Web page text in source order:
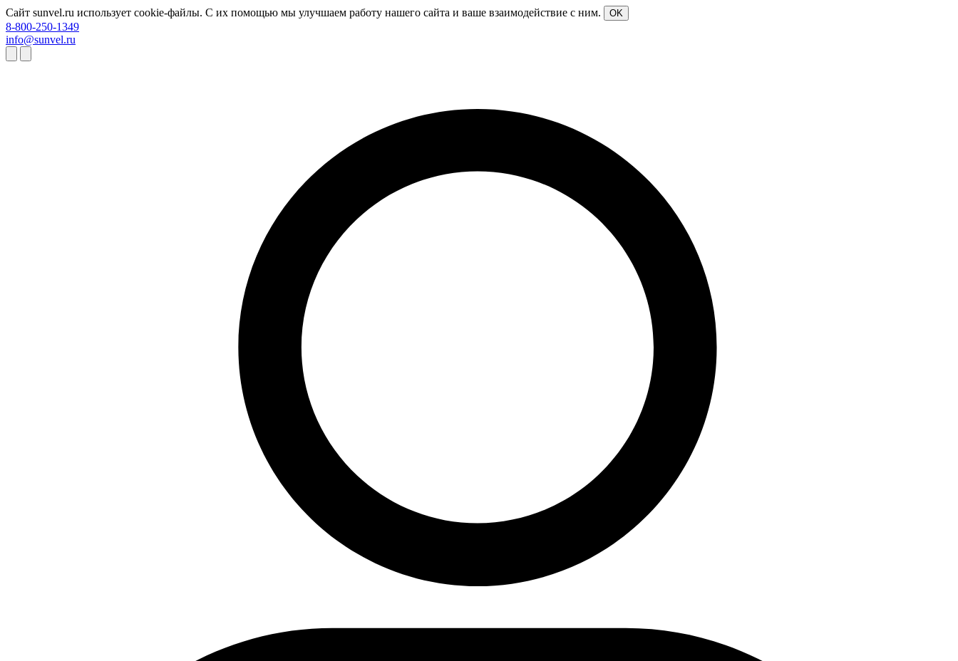
Сайт sunvel.ru использует cookie-файлы. С их помощью мы улучшаем работу нашего сайта и ваше взаимодействие с ним. OK
8-800-250-1349
info@sunvel.ru